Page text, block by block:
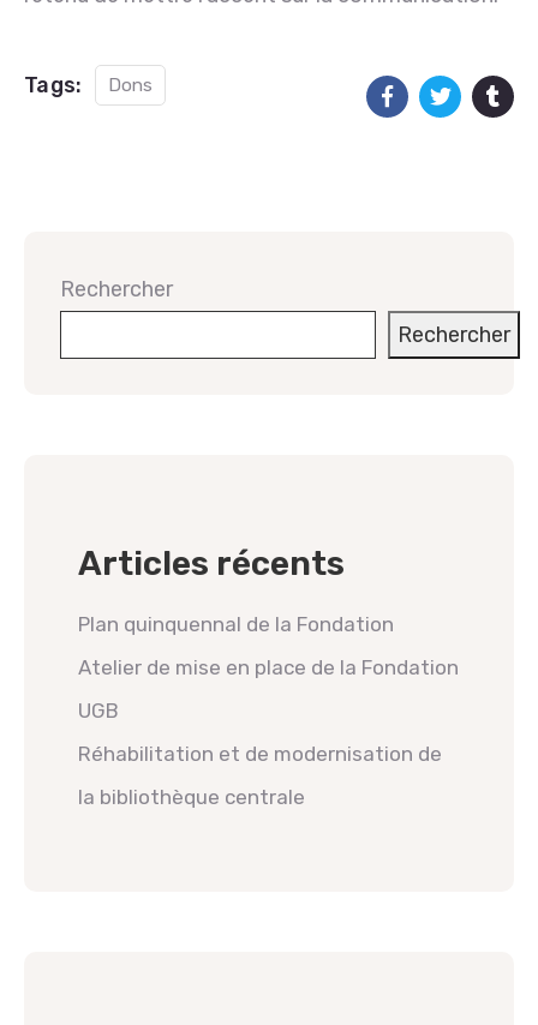
Tags: Dons
Rechercher
Rechercher
Articles récents
Plan quinquennal de la Fondation
Atelier de mise en place de la Fondation
UGB
Réhabilitation et de modernisation de
la bibliothèque centrale